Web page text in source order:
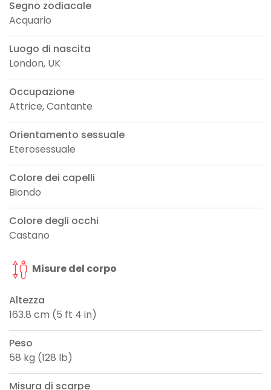
Segno zodiacale
Acquario
Luogo di nascita
London, UK
Occupazione
Attrice, Cantante
Orientamento sessuale
Eterosessuale
Colore dei capelli
Biondo
Colore degli occhi
Castano
Misure del corpo
Altezza
163.8 cm (5 ft 4 in)
Peso
58 kg (128 lb)
Misura di scarpe